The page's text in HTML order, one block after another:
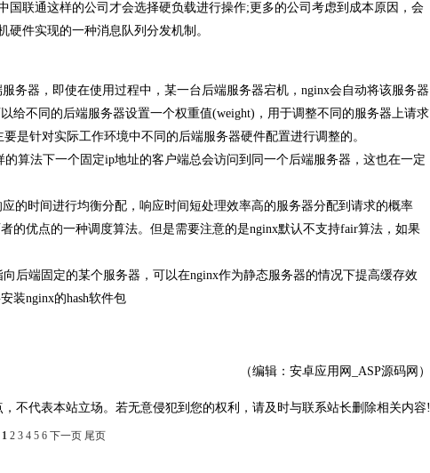
联通这样的公司才会选择硬负载进行操作;更多的公司考虑到成本原因，会
件实现的一种消息队列分发机制。
务器，即使在使用过程中，某一台后端服务器宕机，nginx会自动将该服务器
给不同的后端服务器设置一个权重值(weight)，用于调整不同的服务器上请求
是针对实际工作环境中不同的后端服务器硬件配置进行调整的。
算法下一个固定ip地址的客户端总会访问到同一个后端服务器，这也在一定
的时间进行均衡分配，响应时间短处理效率高的服务器分配到请求的概率
的优点的一种调度算法。但是需要注意的是nginx默认不支持fair算法，如果
后端固定的某个服务器，可以在nginx作为静态服务器的情况下提高缓存效
装nginx的hash软件包
（编辑：安卓应用网_ASP源码网）
不代表本站立场。若无意侵犯到您的权利，请及时与联系站长删除相关内容!
1 2 3 4 5 6 下一页 尾页